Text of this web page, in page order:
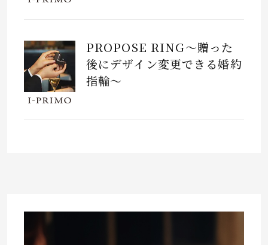
PROPOSE RING～贈った
後にデザイン変更できる婚約
指輪～